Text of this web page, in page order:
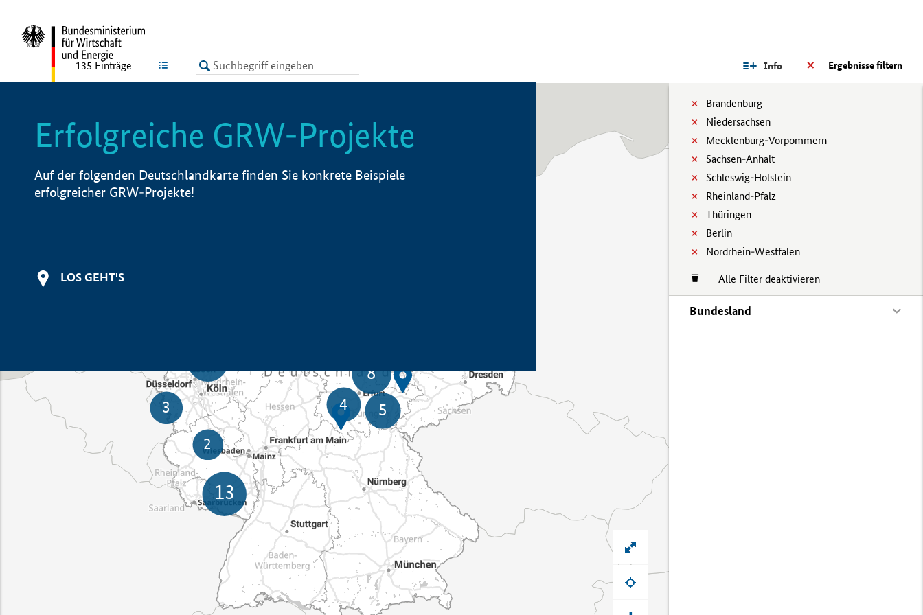
LISTE Ergebnisse filtern
Info
Brandenburg
Niedersachsen
Mecklenburg-Vorpommern
Sachsen-Anhalt
Schleswig-Holstein
Rheinland-Pfalz
Thüringen
Berlin
Nordrhein-Westfalen
Alle Filter deaktivieren
Bundesland
135 Einträge
Erfolgreiche GRW-Projekte
Auf der folgenden Deutschlandkarte finden Sie konkrete Beispiele
erfolgreicher GRW-Projekte!
LOS GEHT'S